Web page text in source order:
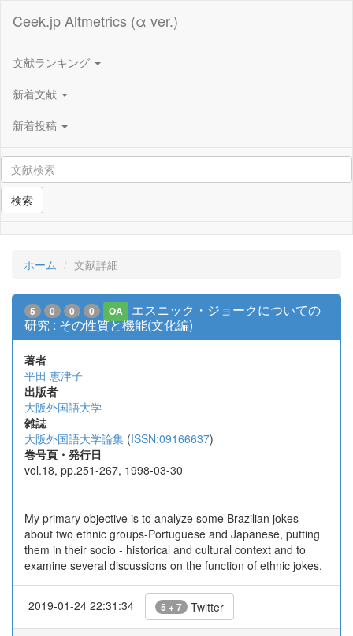
Ceek.jp Altmetrics (α ver.)
文献ランキング
新着文献
新着投稿
検索
ホーム 文献詳細
5 0 0 0 OA
エスニック・ジョークについての
研究 : その性質と機能(文化編)
著者
平田 恵津子
出版者
大阪外国語大学
雑誌
大阪外国語大学論集 (ISSN:09166637)
巻号頁・発行日
vol.18, pp.251-267, 1998-03-30
My primary objective is to analyze some Brazilian jokes
about two ethnic groups-Portuguese and Japanese, putting
them in their socio - historical and cultural context and to
examine several discussions on the function of ethnic jokes.
2019-01-24 22:31:34 5 + 7 Twitter